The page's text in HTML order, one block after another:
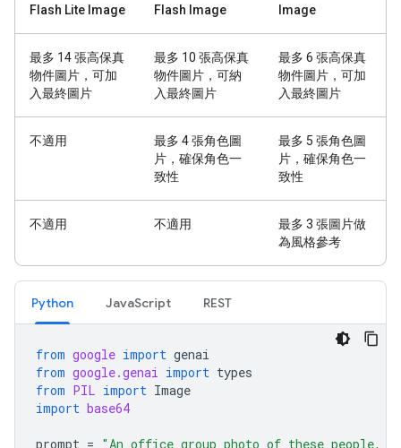
Flash Lite Image
Flash Image
Image
最多 14 張高保真
物件圖片，可加
入最終圖片
最多 10 張高保真
物件圖片，可納
入最終圖片
最多 6 張高保真
物件圖片，可加
入最終圖片
不適用
最多 4 張角色圖
片，確保角色一
致性
最多 5 張角色圖
片，確保角色一
致性
不適用 不適用
最多 3 張圖片做
為風格參考
Python JavaScript REST
from google import genai
from google.genai import types
from PIL import Image
import base64
prompt = "An office group photo of these people,